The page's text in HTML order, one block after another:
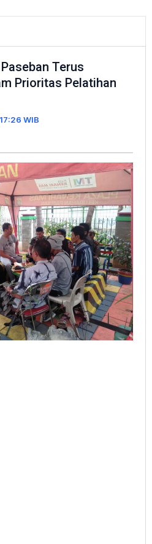
Terus
Prioritas Pelatihan
WIB